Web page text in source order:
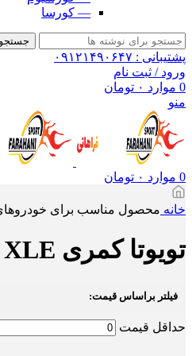
— کورسا
جستجو
پشتیبانی : ۰۹۱۲۱۴۹۰۶۴۷
ورود / ثبت نام
0 موارد ۰ تومان
منو
0 موارد ۰ تومان
خانه محصول مناسب برای
تویوتا کمری XLE هیبرید
فیلتر براساس قیمت:
حداقل قیمت